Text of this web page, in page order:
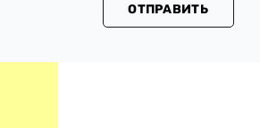
ОТПРАВИТЬ